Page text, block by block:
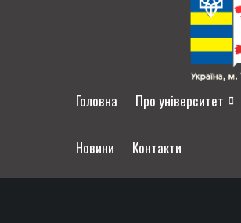
Головна Про університет
Новини Контакти